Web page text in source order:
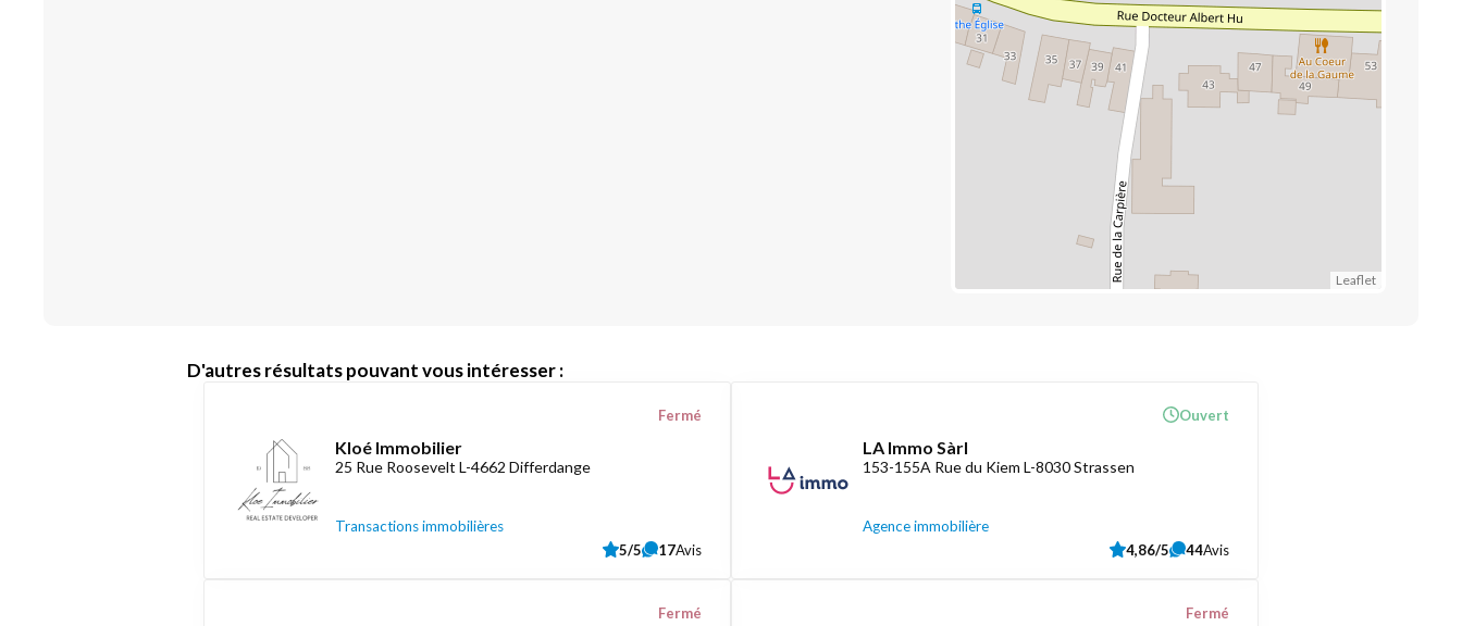
Leaflet
D'autres résultats pouvant vous intéresser :
Kloé Immobilier
25 Rue Roosevelt L-4662 Differdange
Transactions immobilières
Fermé
5/5 17Avis
LA Immo Sàrl
153-155A Rue du Kiem L-8030 Strassen
Agence immobilière
Ouvert
4,86/5 44Avis
Fermé Fermé